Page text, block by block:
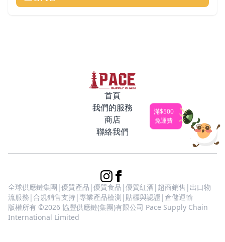
滿$500
免運費
$13,460.00。$6,730.00。
首頁
我們的服務
商店
聯絡我們
全球供應鏈集團|優質產品|優質食品|優質紅酒|超商銷售|出口物
流服務|合規銷售支持|專業產品檢測|貼標與認證|倉儲運輸
版權所有 ©2026 協豐供應鏈(集團)有限公司 Pace Supply Chain
International Limited